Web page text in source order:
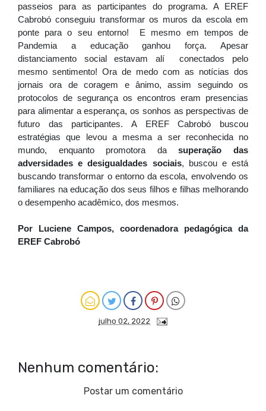
passeios para as participantes do programa. A EREF
Cabrobó conseguiu transformar os muros da escola em
ponte para o seu entorno!  E mesmo em tempos de
Pandemia a educação ganhou força. Apesar
distanciamento social estavam alí  conectados pelo
mesmo sentimento! Ora de medo com as notícias dos
jornais ora de coragem e ânimo, assim seguindo os
protocolos de segurança os encontros eram presencias
para alimentar a esperança, os sonhos as perspectivas de
futuro das participantes. A EREF Cabrobó buscou
estratégias que levou a mesma a ser reconhecida no
mundo, enquanto promotora da superação das
adversidades e desigualdades sociais, buscou e está
buscando transformar o entorno da escola, envolvendo os
familiares na educação dos seus filhos e filhas melhorando
o desempenho acadêmico, dos mesmos.
Por Luciene Campos, coordenadora pedagógica da
EREF Cabrobó
julho 02, 2022
Nenhum comentário:
Postar um comentário